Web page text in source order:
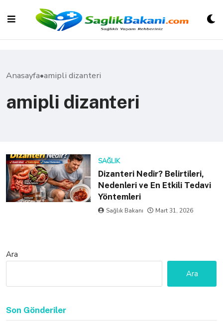
content
Anasayfa•amipli dizanteri
amipli dizanteri
SAĞLIK
Dizanteri Nedir? Belirtileri,
Nedenleri ve En Etkili Tedavi
Yöntemleri
Sağlık Bakanı Mart 31, 2026
Ara
Ara
Son Gönderiler